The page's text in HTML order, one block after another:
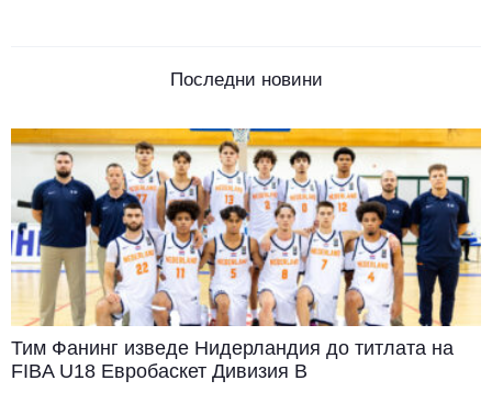
Последни новини
Тим Фанинг изведе Нидерландия до титлата на
FIBA U18 Евробаскет Дивизия B